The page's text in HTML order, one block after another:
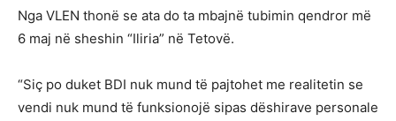
Nga VLEN thonë se ata do ta mbajnë tubimin qendror më
6 maj në sheshin “Iliria” në Tetovë.
“Siç po duket BDI nuk mund të pajtohet me realitetin se
vendi nuk mund të funksionojë sipas dëshirave personale